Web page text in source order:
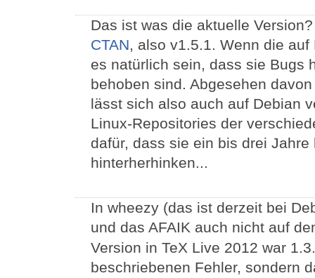
Das ist was die aktuelle
CTAN, also v1.5.1. Wenn die
es natürlich sein, dass sie Bugs
behoben sind. Abgesehen
lässt sich also auch auf Debian
Linux-Repositories der
dafür, dass sie ein bis drei
hinterherhinken...
In wheezy (das ist derzeit bei
und das AFAIK auch nicht auf
Version in TeX Live 2012 war
beschriebenen Fehler, sondern